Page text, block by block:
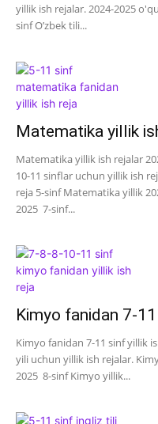
yillik ish rejalar. 2024-2025
sinf O’zbek tili...
Matematika yillik
Matematika yillik ish rejalar
10-11 sinflar uchun yillik ish
reja 5-sinf Matematika yillik
2025 7-sinf...
Kimyo fanidan 7-
Kimyo fanidan 7-11 sinf yillik
yili uchun yillik ish rejalar.
2025 8-sinf Kimyo yillik...